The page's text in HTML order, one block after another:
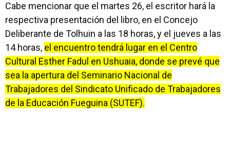
Cabe mencionar que el martes 26, el escritor hará la
respectiva presentación del libro, en el Concejo
Deliberante de Tolhuin a las 18 horas, y el jueves a las
14 horas, el encuentro tendrá lugar en el Centro
Cultural Esther Fadul en Ushuaia, donde se prevé que
sea la apertura del Seminario Nacional de
Trabajadores del Sindicato Unificado de Trabajadores
de la Educación Fueguina (SUTEF).